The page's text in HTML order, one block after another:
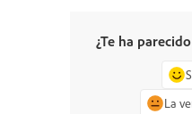
¿Te ha
La